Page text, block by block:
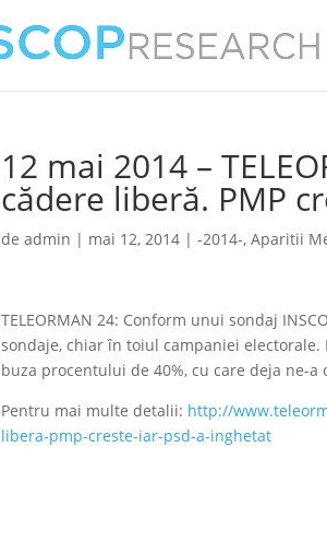
12 mai 2014 –
cădere liberă. PMP
deadmin | mai 12, 2014 |-2014-,Aparitii
TELEORMAN 24: Conform unui sondaj
sondaje, chiar în toiul campaniei electorale.
buza procentului de 40%, cu care deja ne-a
Pentru mai multe detalii: http://
libera-pmp-creste-iar-psd-a-inghetat